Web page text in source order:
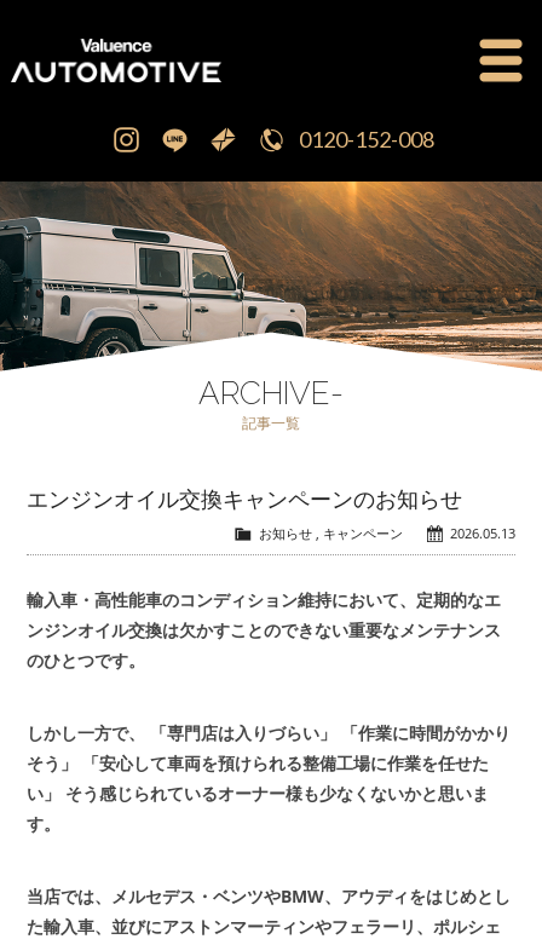
0120-152-008
公式ブログ OFFICIAL BLOG
新車・中古車販売 CAR SALES
注文販売 ORDER SALES
点検修理・車検
会社概要
お問い合わせ
ARCHIVE-
記事一覧
エンジンオイル交換キャンペーンのお知らせ
2026.05.13
お知らせ, キャンペーン
輸入車・高性能車のコンディション維持において、定期的なエ
ンジンオイル交換は欠かすことのできない重要なメンテナンス
のひとつです。
しかし一方で、 「専門店は入りづらい」
「作業に時間がかかり
そう」
「安心して車両を預けられる整備工場に作業を任せた
い」
そう感じられているオーナー様も少なくないかと思いま
す。
当店では、メルセデス・ベンツやBMW、アウディをはじめとし
た輸入車、並びにアストンマーティンやフェラーリ、ポルシェ